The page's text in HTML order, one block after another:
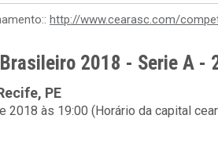
http://www.cearasc.com/
2018 - Serie A -
PE
2018 às 19:00 (Horário da capital